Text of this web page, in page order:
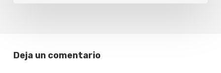
Deja un comentario